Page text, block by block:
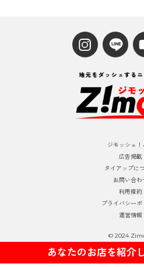
ジモッシュ！
広告掲載
タイアップに
お問い合わ
利用規約
プライバシーポ
運営情報
© 2024
あなたのお店を紹介